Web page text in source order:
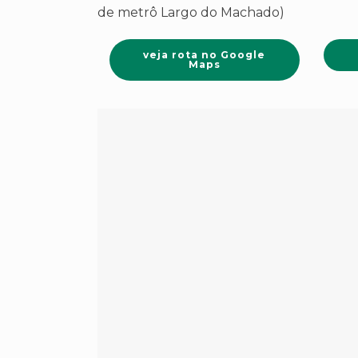
de metrô Largo do Machado)
veja rota no Google
Maps